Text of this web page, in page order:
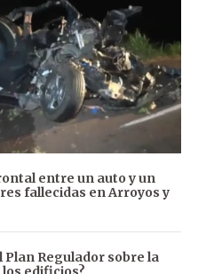
entre un auto y un
fallecidas en Arroyos y
Plan Regulador sobre la